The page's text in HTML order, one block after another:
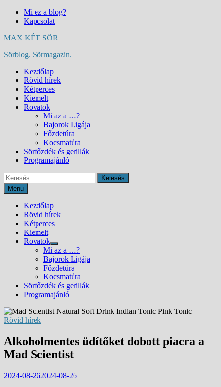
Skip
Mi ez a blog?
Kapcsolat
MAX KÉT SÖR
Sörblog. Sörmagazin.
Kezdőlap
Rövid hírek
Kétperces
Kiemelt
Rovatok
Mi az a …?
Bajorok Ligája
Főzdetúra
Kocsmatúra
Sörfőzdék és gerillák
Programajánló
Keresés:
Menu
Kezdőlap
Rövid hírek
Kétperces
Kiemelt
Rovatok
Show
sub
menu
Mi az a …?
Bajorok Ligája
Főzdetúra
Kocsmatúra
Sörfőzdék és gerillák
Programajánló
Rövid hírek
Alkoholmentes üdítőket dobott piacra a
Mad Scientist
2024-08-262024-08-26